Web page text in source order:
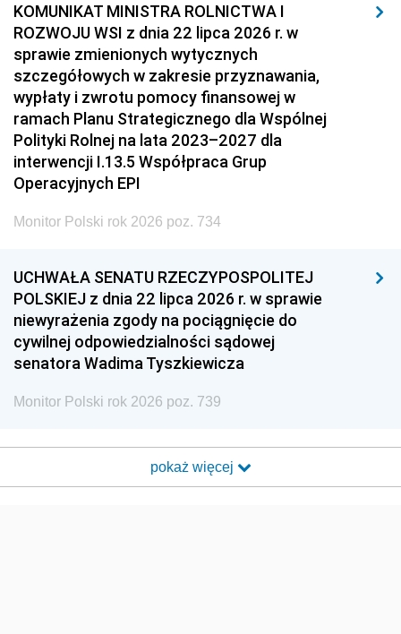
KOMUNIKAT MINISTRA ROLNICTWA I
ROZWOJU WSI z dnia 22 lipca 2026 r. w
sprawie zmienionych wytycznych
szczegółowych w zakresie przyznawania,
wypłaty i zwrotu pomocy finansowej w
ramach Planu Strategicznego dla Wspólnej
Polityki Rolnej na lata 2023–2027 dla
interwencji I.13.5 Współpraca Grup
Operacyjnych EPI
Monitor Polski rok 2026 poz. 734
UCHWAŁA SENATU RZECZYPOSPOLITEJ
POLSKIEJ z dnia 22 lipca 2026 r. w sprawie
niewyrażenia zgody na pociągnięcie do
cywilnej odpowiedzialności sądowej
senatora Wadima Tyszkiewicza
Monitor Polski rok 2026 poz. 739
pokaż więcej